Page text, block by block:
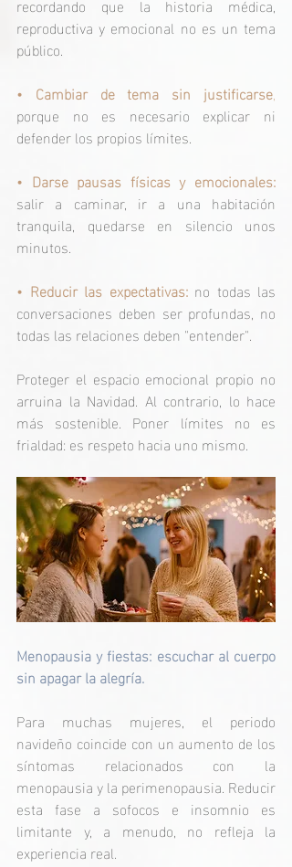
reproductiva y emocional no es un tema
público.
• Cambiar de tema sin justificarse,
porque no es necesario explicar ni
defender los propios límites.
• Darse pausas físicas y emocionales:
salir a caminar, ir a una habitación
tranquila, quedarse en silencio unos
minutos.
• Reducir las expectativas: no todas las
conversaciones deben ser profundas, no
todas las relaciones deben "entender".
Proteger el espacio emocional propio no
arruina la Navidad. Al contrario, lo hace
más sostenible. Poner límites no es
frialdad: es respeto hacia uno mismo.
Menopausia y fiestas: escuchar al cuerpo
sin apagar la alegría.
Para muchas mujeres, el periodo
navideño coincide con un aumento de los
síntomas relacionados con la
menopausia y la perimenopausia. Reducir
esta fase a sofocos e insomnio es
limitante y, a menudo, no refleja la
experiencia real.